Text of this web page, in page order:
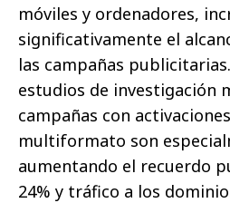
móviles y ordenadores,
significativamente el
las campañas
estudios de investigación
campañas con
multiformato son
aumentando el recuerdo
24% y tráfico a los